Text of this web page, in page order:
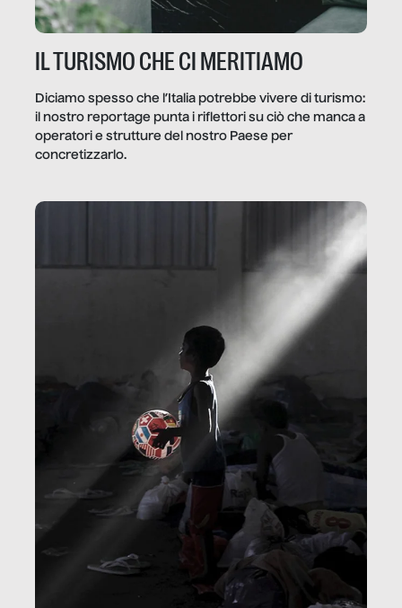
IL TURISMO CHE CI MERITIAMO
Diciamo spesso che l’Italia potrebbe vivere di turismo:
il nostro reportage punta i riflettori su ciò che manca a
operatori e strutture del nostro Paese per
concretizzarlo.